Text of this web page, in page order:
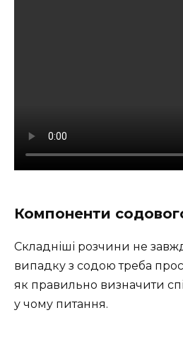
Компоненти
Складніші розчини не
випадку з содою треба
як правильно визначити
у чому питання.